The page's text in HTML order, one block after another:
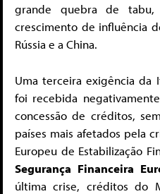
grande quebra de
crescimento de influência
Rússia e a China.
Uma terceira exigência da
foi recebida
concessão de créditos,
países mais afetados pela
Europeu de Estabilização
Segurança Financeira
última crise, créditos do